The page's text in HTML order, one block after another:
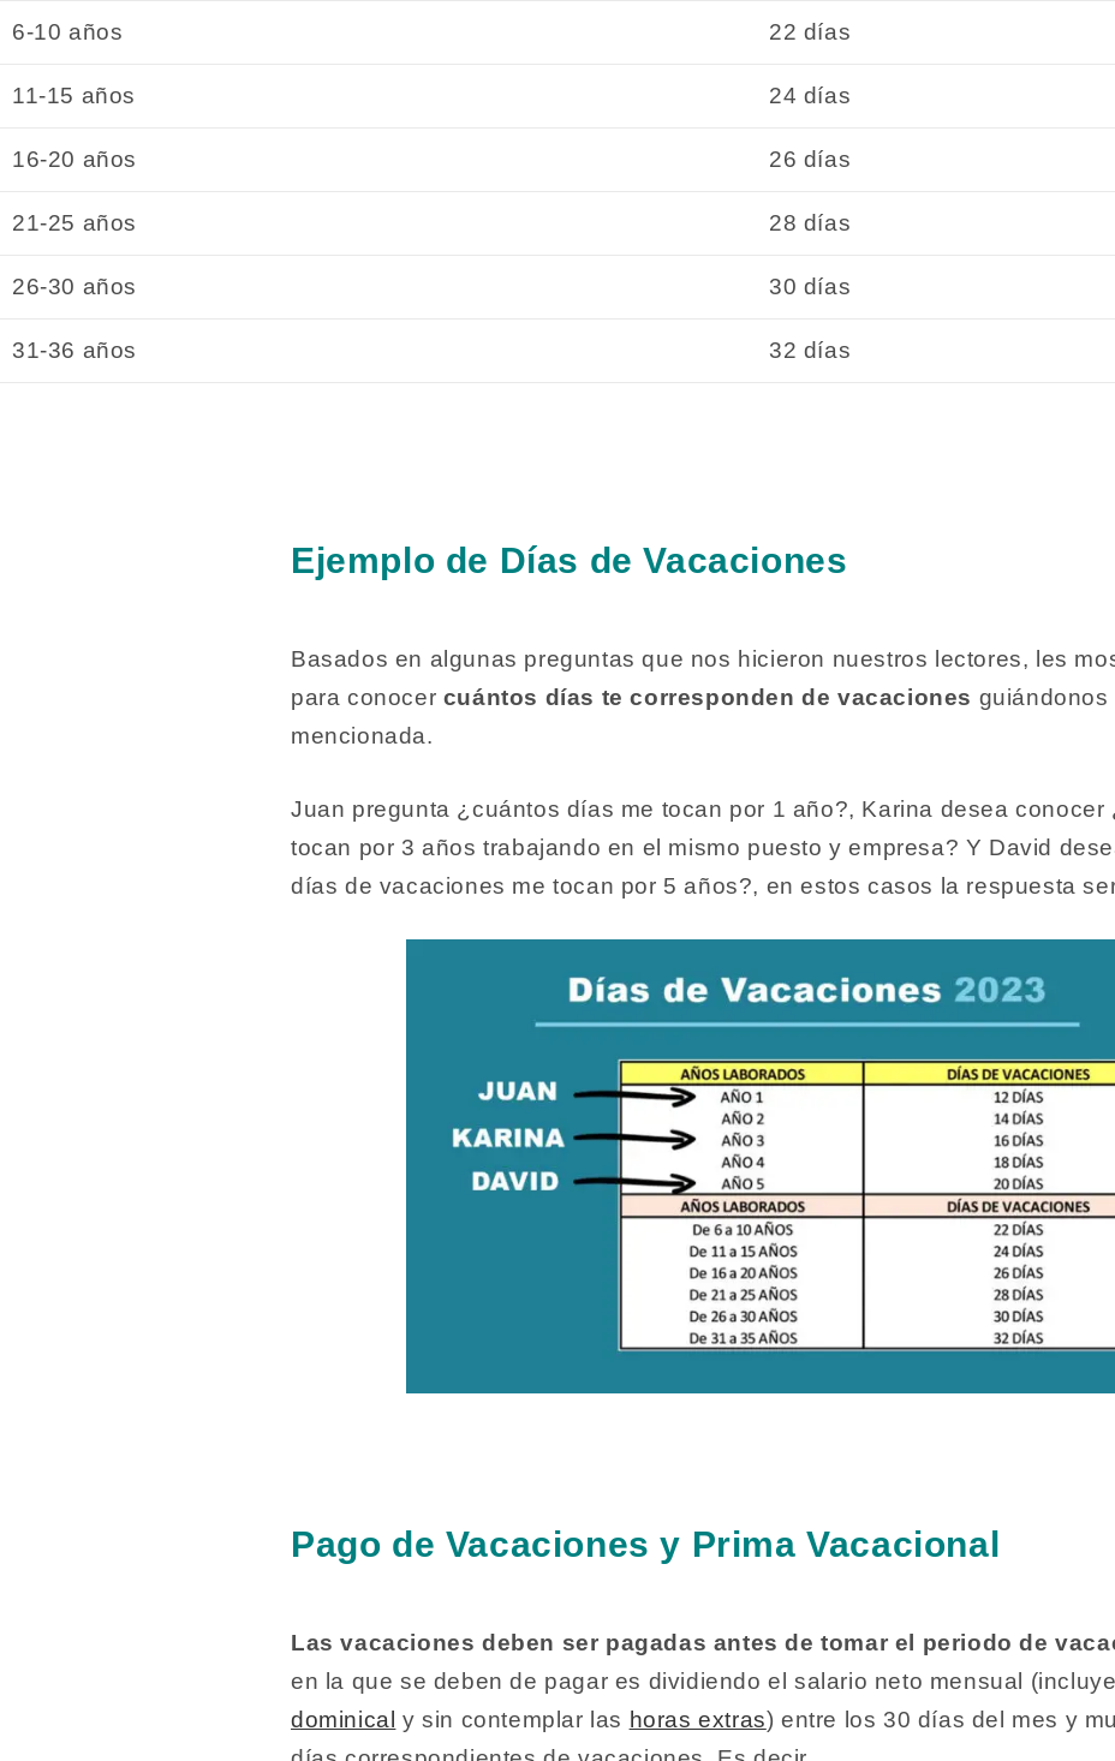
6-10 años 22 días
11-15 años 24 días
16-20 años 26 días
21-25 años 28 días
26-30 años 30 días
31-36 años 32 días
Ejemplo de Días de Vacaciones
Basados en algunas preguntas que nos hicieron nuestros lectores, les
para conocer cuántos días te corresponden de vacaciones guiándonos
mencionada.
Juan pregunta ¿cuántos días me tocan por 1 año?, Karina desea conocer
tocan por 3 años trabajando en el mismo puesto y empresa? Y David
días de vacaciones me tocan por 5 años?, en estos casos la respuesta
Pago de Vacaciones y Prima Vacacional
Las vacaciones deben ser pagadas antes de tomar el periodo de
en la que se deben de pagar es dividiendo el salario neto mensual
dominical y sin contemplar las horas extras) entre los 30 días del mes y